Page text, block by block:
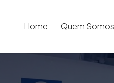
Home Quem Somos